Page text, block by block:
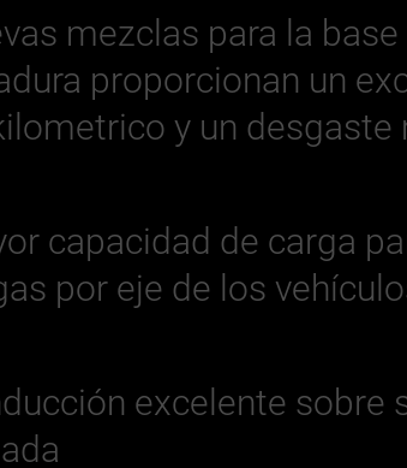
mezclas para la
proporcionan un
y un
capacidad de carga
por eje de los
excelente sobre